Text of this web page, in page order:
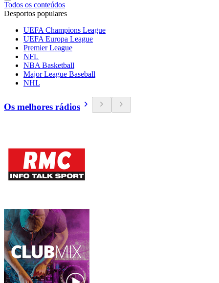
Todos os conteúdos
Desportos populares
UEFA Champions League
UEFA Europa League
Premier League
NFL
NBA Basketball
Major League Baseball
NHL
Os melhores rádios